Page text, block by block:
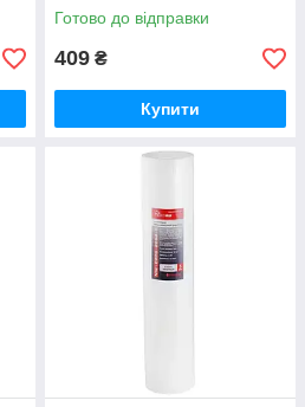
Готово до відправки
409 ₴
Купити